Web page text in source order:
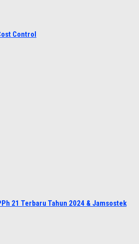
Control
21 Terbaru Tahun 2024 & Jamsostek